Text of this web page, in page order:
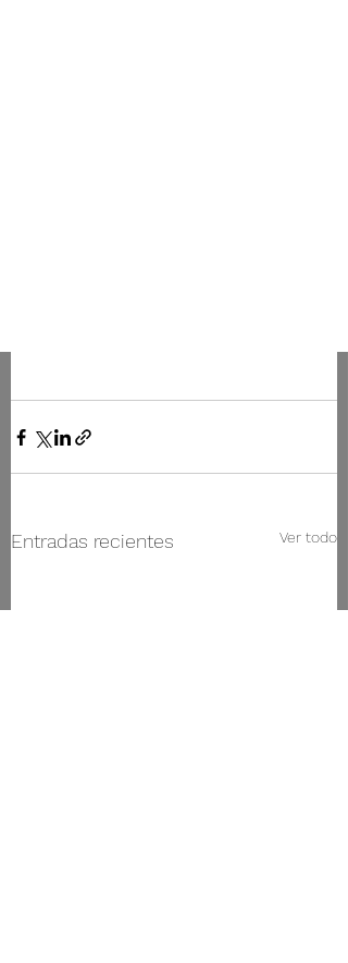
Entradas recientes Ver todo